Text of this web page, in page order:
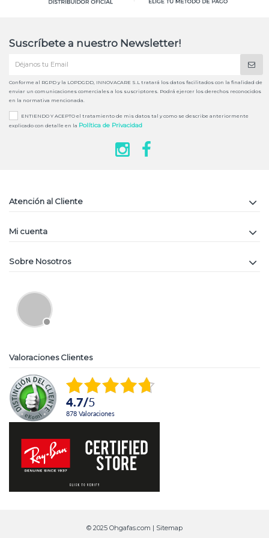
Suscríbete a nuestro Newsletter!
Conforme al RGPD y la LOPDGDD, INNOVACARE S.L tratará los datos facilitados con la finalidad de
enviar un comunicaciones comerciales a los suscriptores. Podrá ejercer los derechos reconocidos
en la normativa mencionada.
ENTIENDO Y ACEPTO el tratamiento de mis datos tal y como se describe anteriormente
explicado con detalle en la Política de Privacidad
Atención al Cliente
Mi cuenta
Sobre Nosotros
Valoraciones Clientes
4.7/5
878 Valoraciones
© 2025 Ohgafas.com | Sitemap